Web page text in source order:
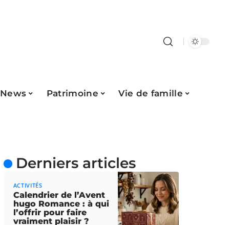
News Patrimoine
Vie de famille
Derniers articles
ACTIVITÉS
Calendrier de l’Avent
hugo Romance : à qui
l’offrir pour faire
vraiment plaisir ?